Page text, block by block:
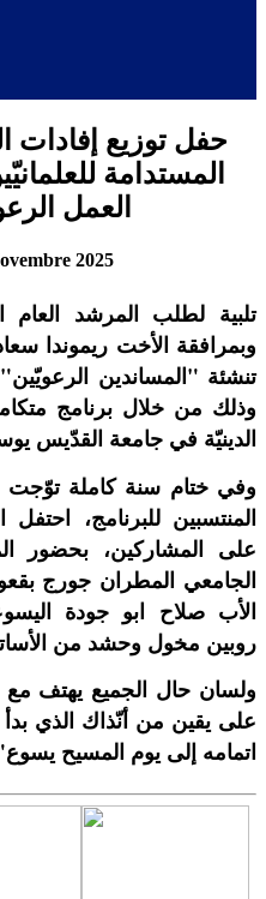
حفل توزيع إفادات
المستدامة
العمل
2025
تلبية لطلب المرشد
وبمرافقة الأخت ريموندا
تنشئة "المساندين
وذلك من خلال برنامج
الدينيّة في جامعة القدّيس
وفي ختام سنة كاملة توّجت
المنتسبين للبرنامج، احتفل
على المشاركين، بحضور
الجامعي المطران جورج
الأب صلاح ابو جودة
روبين مخول وحشد من
ولسان حال الجميع يهتف
على يقين من أنّذاك الذي
اتمامه إلى يوم المسيح يسوع"